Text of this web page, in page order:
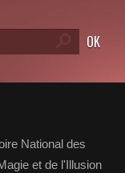
National des
et de l'Illusion